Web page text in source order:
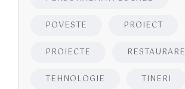
POVESTE PROIECT
PROIECTE RESTAURARE
TEHNOLOGIE TINERI